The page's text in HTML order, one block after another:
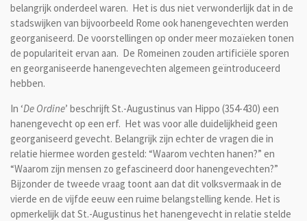
belangrijk onderdeel waren. Het is dus niet verwonderlijk dat in de
stadswijken van bijvoorbeeld Rome ook hanengevechten werden
georganiseerd. De voorstellingen op onder meer mozaïeken tonen
de populariteit ervan aan. De Romeinen zouden artificiële sporen
en georganiseerde hanengevechten algemeen geïntroduceerd
hebben.
In ‘De Ordine’ beschrijft St.-Augustinus van Hippo (354-430) een
hanengevecht op een erf. Het was voor alle duidelijkheid geen
georganiseerd gevecht. Belangrijk zijn echter de vragen die in
relatie hiermee worden gesteld: “Waarom vechten hanen?” en
“Waarom zijn mensen zo gefascineerd door hanengevechten?”
Bijzonder de tweede vraag toont aan dat dit volksvermaak in de
vierde en de vijfde eeuw een ruime belangstelling kende. Het is
opmerkelijk dat St.-Augustinus het hanengevecht in relatie stelde